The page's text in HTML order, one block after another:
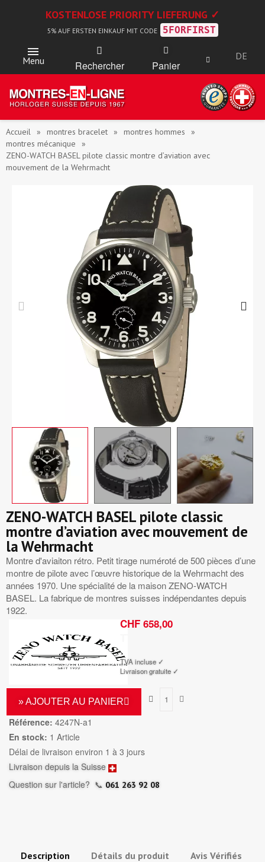
KOSTENLOSE PRIORITY LIEFERUNG ✓
5% AUF ERSTEN EINKAUF MIT CODE 5FORFIRST
Menu Rechercher Panier
DE
Accueil montres bracelet
montres hommes
montres mécanique
ZENO-WATCH BASEL pilote classic montre d’aviation avec
mouvement de la Wehrmacht
ZENO-WATCH BASEL pilote classic
montre d’aviation avec mouvement de
la Wehrmacht
Montre d'aviaiton rétro. Petit tirage numéroté de 500 pièces d’une
montre de pilote avec l’œuvre historique de la Wehrmacht des
années 1970. Une spécialité de la maison ZENO-WATCH
BASEL. La fabrique de montres suisses indépendantes depuis
1922.
CHF 658,00
TVA incluse ✓
Livraison gratuite ✓
» AJOUTER AU PANIER
Référence: 4247N-a1
En stock: 1 Article
Délai de livraison environ 1 à 3 jours
Livraison depuis la Suisse
Question sur l'article? 📞 061 263 92 08
Description Détails du produit Avis Vérifiés